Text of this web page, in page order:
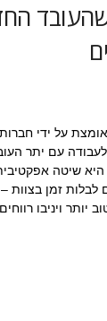
שהעובד
על ידי חברות
עם יתר
היא שיטה
לבלות זמן בצוות
ויניבו